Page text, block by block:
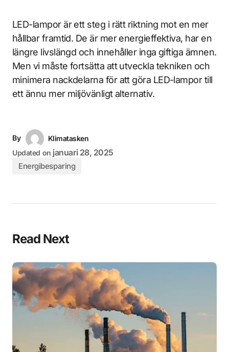
LED-lampor är ett steg i rätt riktning mot en mer
hållbar framtid. De är mer energieffektiva, har en
längre livslängd och innehåller inga giftiga ämnen.
Men vi måste fortsätta att utveckla tekniken och
minimera nackdelarna för att göra LED-lampor till
ett ännu mer miljövänligt alternativ.
By
Klimatasken
Updated on januari 28, 2025
Energibesparing
Read Next